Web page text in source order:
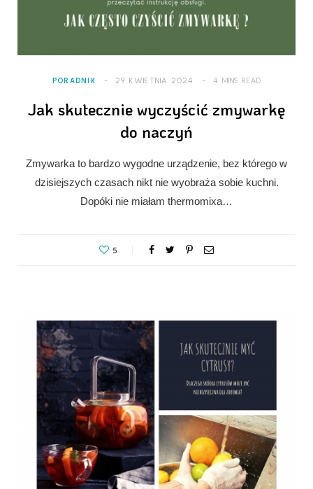
PORADNIK 29 KWIETNIA 2024 4 MINS READ
Jak skutecznie wyczyścić zmywarkę
do naczyń
Zmywarka to bardzo wygodne urządzenie, bez którego w
dzisiejszych czasach nikt nie wyobraża sobie kuchni.
Dopóki nie miałam thermomixa…
5